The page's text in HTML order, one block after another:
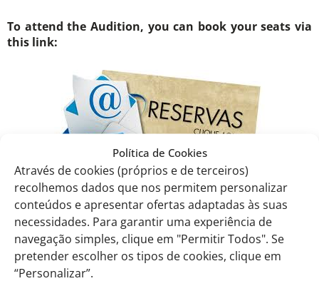
Política de Cookies
Através de cookies (próprios e de terceiros)
recolhemos dados que nos permitem personalizar
conteúdos e apresentar ofertas adaptadas às suas
necessidades. Para garantir uma experiência de
navegação simples, clique em "Permitir Todos". Se
pretender escolher os tipos de cookies, clique em
“Personalizar”.
To attend the Audition, you can book your seats via
this link:
EITV, March 12 th, 2024
The Administration
Comunicados anteriores